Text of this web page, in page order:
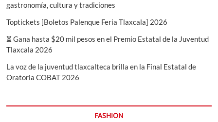
gastronomía, cultura y tradiciones
Toptickets [Boletos Palenque Feria Tlaxcala] 2026
⏳ Gana hasta $20 mil pesos en el Premio Estatal de la Juventud
Tlaxcala 2026
La voz de la juventud tlaxcalteca brilla en la Final Estatal de
Oratoria COBAT 2026
FASHION